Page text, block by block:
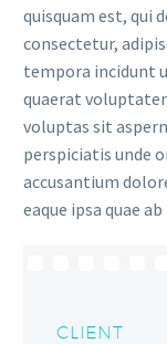
quisquam est, qui
consectetur,
tempora incidunt
quaerat
voluptas sit
perspiciatis unde
accusantium
eaque ipsa quae
CLIENT